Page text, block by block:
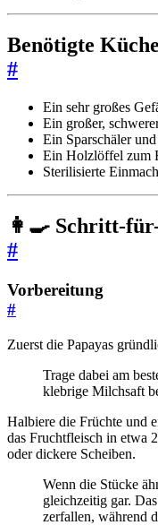
Benötigte
#
Ein sehr großes
Ein großer,
Ein Sparschäler
Ein Holzlöffel zum
Sterilisierte
👩‍🍳 Schritt-
#
Vorbereitung
#
Zuerst die Papayas
Trage dabei am
klebrige Milchsaft
Halbiere die Früchte und
das Fruchtfleisch in etwa
oder dickere Scheiben.
Wenn die Stücke
gleichzeitig gar.
zerfallen, während